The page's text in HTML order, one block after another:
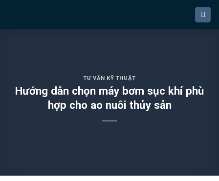
nội
TƯ VẤN KỸ THUẬT
Hướng dẫn chọn máy bơm sục khí phù
hợp cho ao nuôi thủy sản